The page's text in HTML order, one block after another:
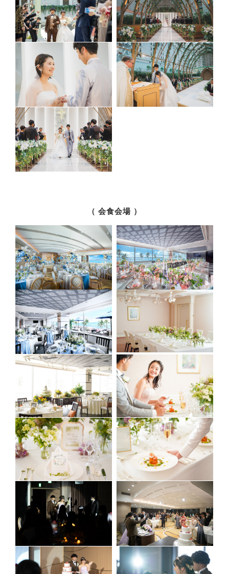
（ 会食会場 ）